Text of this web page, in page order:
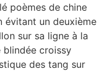
poèmes de chine
évitant un deuxième
sur sa ligne à la
blindée croissy
des tang sur